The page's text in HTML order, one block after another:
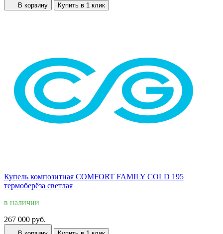
В корзину Купить в 1 клик
Купель композитная COMFORT FAMILY COLD 195
термоберёза светлая
в наличии
267 000 руб.